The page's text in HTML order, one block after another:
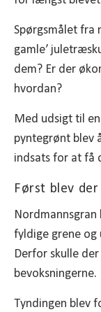
Spørgsmålet fra
gamle’
dem? Er der
hvordan?
Med udsigt til
pyntegrønt blev
indsats for at få
Først blev
fyldige grene og
Derfor skulle
bevoksningerne.
Tyndingen blev